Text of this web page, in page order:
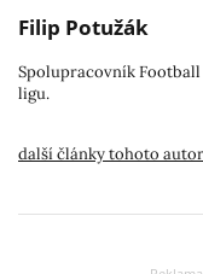
Filip Potužák
Spolupracovník Football
ligu.
další články tohoto